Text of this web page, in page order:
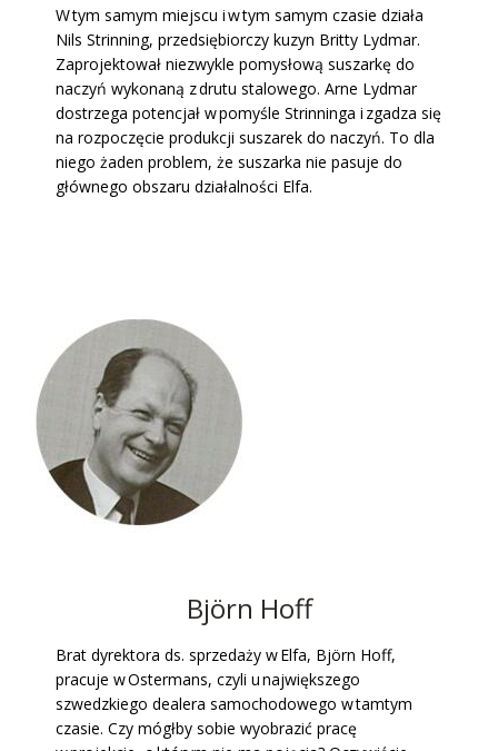
W tym samym miejscu i w tym samym czasie działa
Nils Strinning, przedsiębiorczy kuzyn Britty Lydmar.
Zaprojektował niezwykle pomysłową suszarkę do
naczyń wykonaną z drutu stalowego. Arne Lydmar
dostrzega potencjał w pomyśle Strinninga i zgadza się
na rozpoczęcie produkcji suszarek do naczyń. To dla
niego żaden problem, że suszarka nie pasuje do
głównego obszaru działalności Elfa.
Björn Hoff
Brat dyrektora ds. sprzedaży w Elfa, Björn Hoff,
pracuje w Ostermans, czyli u największego
szwedzkiego dealera samochodowego w tamtym
czasie. Czy mógłby sobie wyobrazić pracę